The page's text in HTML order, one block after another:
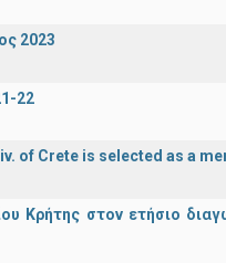
2023
22
of Crete is selected as a
Κρήτης στον ετήσιο